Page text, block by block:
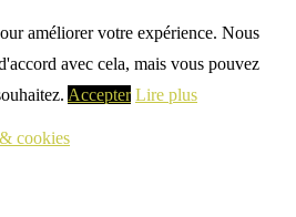
améliorer votre expérience. Nous
avec cela, mais vous pouvez
Accepter Lire plus
cookies